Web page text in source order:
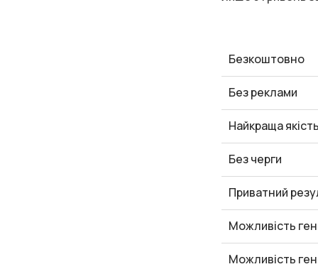
Безкоштовно
Без реклами
Найкраща якість
Без черги
Приватний
Можливість
Можливість